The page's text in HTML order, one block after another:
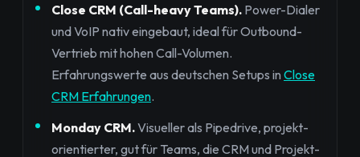
Close CRM (Call-heavy Teams). Power-Dialer
und VoIP nativ eingebaut, ideal für Outbound-
Vertrieb mit hohen Call-Volumen.
Erfahrungswerte aus deutschen Setups in Close
CRM Erfahrungen.
Monday CRM.Visueller als Pipedrive, projekt-
orientierter, gut für Teams, die CRM und Projekt-